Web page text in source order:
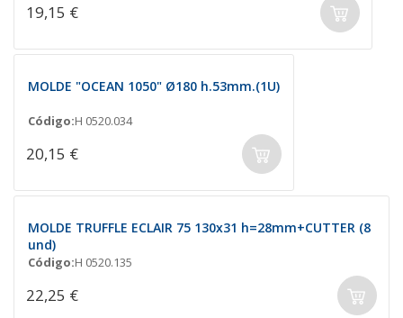
19,15 €
MOLDE "OCEAN 1050" Ø180 h.53mm.(1U)
Código:H 0520.034
20,15 €
MOLDE TRUFFLE ECLAIR 75 130x31 h=28mm+CUTTER (8
und)
Código:H 0520.135
22,25 €